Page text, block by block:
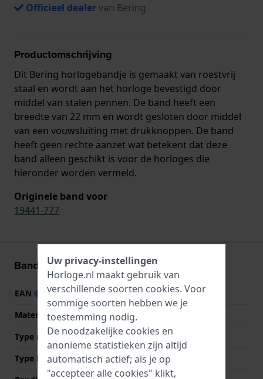
Officieel dealervan Bering
Productomschrijving
Dit Bering horlogebandje is gemaakt van roestvrij
staal en wordt aan het horloge bevestigd door
middel van stalen pennen. De band heeft een
breedte van 22 mm en wordt gesloten door middel
van een vouwsluiting met drukknoppen. De band
heeft geen rechte aanzet wat betekent dat deze
band alleen geschikt is voor de horloges die
hieronder worden vermeld.
Originele band voor
19441-777
Band informatie
EAN
5710718383696
Materiaal Band
Roestvrij staal
Type materiaal
Type band
Schakelband
Uw privacy-instellingen
Horloge.nl maakt gebruik van
verschillende soorten cookies. Voor
sommige soorten hebben we je
toestemming nodig.
De noodzakelijke cookies en
anonieme statistieken zijn altijd
automatisch actief; als je op
"accepteer alle cookies" klikt,